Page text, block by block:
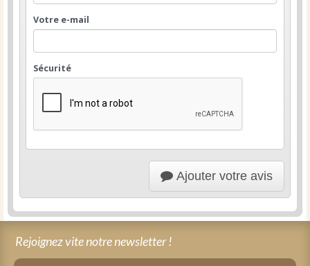
Votre e-mail
Sécurité
Ajouter votre avis
Rejoignez vite notre newsletter !